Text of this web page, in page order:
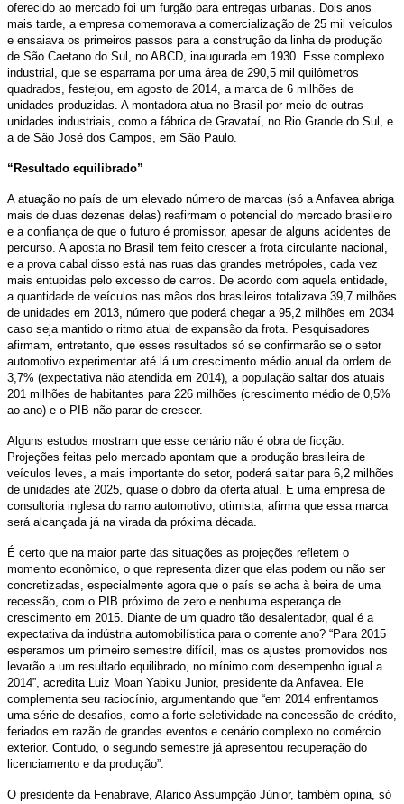
oferecido ao mercado foi um furgão para entregas urbanas. Dois anos
mais tarde, a empresa comemorava a comercialização de 25 mil veículos
e ensaiava os primeiros passos para a construção da linha de produção
de São Caetano do Sul, no ABCD, inaugurada em 1930. Esse complexo
industrial, que se esparrama por uma área de 290,5 mil quilômetros
quadrados, festejou, em agosto de 2014, a marca de 6 milhões de
unidades produzidas. A montadora atua no Brasil por meio de outras
unidades industriais, como a fábrica de Gravataí, no Rio Grande do Sul, e
a de São José dos Campos, em São Paulo.
“Resultado equilibrado”
A atuação no país de um elevado número de marcas (só a Anfavea abriga
mais de duas dezenas delas) reafirmam o potencial do mercado brasileiro
e a confiança de que o futuro é promissor, apesar de alguns acidentes de
percurso. A aposta no Brasil tem feito crescer a frota circulante nacional,
e a prova cabal disso está nas ruas das grandes metrópoles, cada vez
mais entupidas pelo excesso de carros. De acordo com aquela entidade,
a quantidade de veículos nas mãos dos brasileiros totalizava 39,7 milhões
de unidades em 2013, número que poderá chegar a 95,2 milhões em 2034
caso seja mantido o ritmo atual de expansão da frota. Pesquisadores
afirmam, entretanto, que esses resultados só se confirmarão se o setor
automotivo experimentar até lá um crescimento médio anual da ordem de
3,7% (expectativa não atendida em 2014), a população saltar dos atuais
201 milhões de habitantes para 226 milhões (crescimento médio de 0,5%
ao ano) e o PIB não parar de crescer.
Alguns estudos mostram que esse cenário não é obra de ficção.
Projeções feitas pelo mercado apontam que a produção brasileira de
veículos leves, a mais importante do setor, poderá saltar para 6,2 milhões
de unidades até 2025, quase o dobro da oferta atual. E uma empresa de
consultoria inglesa do ramo automotivo, otimista, afirma que essa marca
será alcançada já na virada da próxima década.
É certo que na maior parte das situações as projeções refletem o
momento econômico, o que representa dizer que elas podem ou não ser
concretizadas, especialmente agora que o país se acha à beira de uma
recessão, com o PIB próximo de zero e nenhuma esperança de
crescimento em 2015. Diante de um quadro tão desalentador, qual é a
expectativa da indústria automobilística para o corrente ano? “Para 2015
esperamos um primeiro semestre difícil, mas os ajustes promovidos nos
levarão a um resultado equilibrado, no mínimo com desempenho igual a
2014”, acredita Luiz Moan Yabiku Junior, presidente da Anfavea. Ele
complementa seu raciocínio, argumentando que “em 2014 enfrentamos
uma série de desafios, como a forte seletividade na concessão de crédito,
feriados em razão de grandes eventos e cenário complexo no comércio
exterior. Contudo, o segundo semestre já apresentou recuperação do
licenciamento e da produção”.
O presidente da Fenabrave, Alarico Assumpção Júnior, também opina, só